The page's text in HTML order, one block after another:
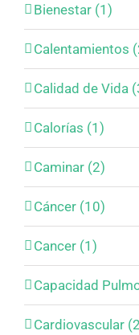
Bienestar (1)
Calentamientos
Calidad de Vida
Calorías (1)
Caminar (2)
Cáncer (10)
Cancer (1)
Capacidad
Cardiovascular